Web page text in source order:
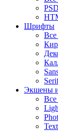
Шрифты
Экшены